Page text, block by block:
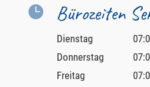
 Bürozeiten
Dienstag
Donnerstag
Freitag